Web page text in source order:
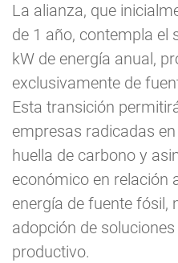
La alianza, que
de 1 año, contempla el
kW de energía anual,
exclusivamente de
Esta transición
empresas radicadas
huella de carbono y
económico en relación
energía de fuente fósil,
adopción de
productivo.